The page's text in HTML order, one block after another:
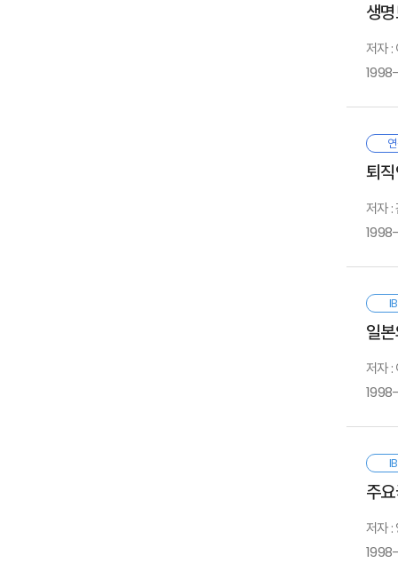
1. 연
3. 퇴
Ⅴ.
2. 전
3. 모
5. 가
Ⅵ.
2. 마
3. 자
생
저자 :
퇴
저자 :
I.
II.
일
저자 :
■
o
주
저자 :